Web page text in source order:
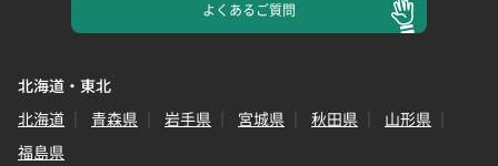
よくあるご質問
北海道・東北
北海道
青森県 岩手県 宮城県 秋田県
山形県
福島県